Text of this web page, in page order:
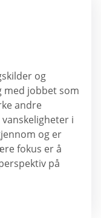
og
med jobbet som
andre
i
og er
fokus er å
på